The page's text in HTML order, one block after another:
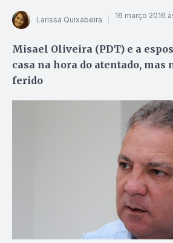
Larissa Quixabeira 16 março 2016
Misael Oliveira (PDT) e a
casa na hora do atentado, mas
ferido